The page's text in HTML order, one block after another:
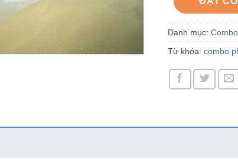
Danh mục: Combo
Từ khóa: combo